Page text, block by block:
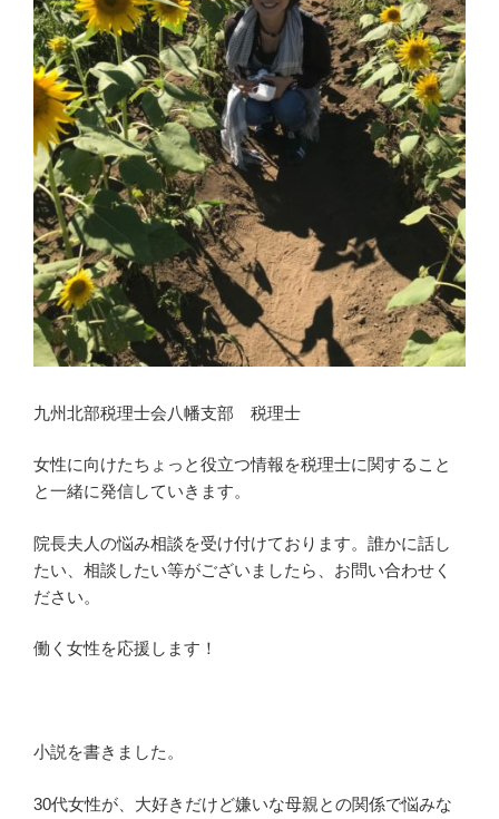
九州北部税理士会八幡支部 税理士
女性に向けたちょっと役立つ情報を税理士に関すること
と一緒に発信していきます。
院長夫人の悩み相談を受け付けております。誰かに話し
たい、相談したい等がございましたら、お問い合わせく
ださい。
働く女性を応援します！
小説を書きました。
30代女性が、大好きだけど嫌いな母親との関係で悩みな